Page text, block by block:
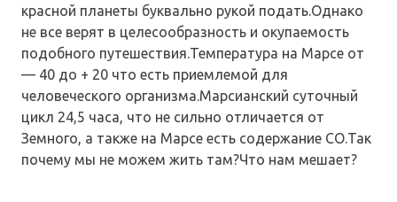
красной планеты буквально рукой подать.Однако
не все верят в целесообразность и окупаемость
подобного путешествия.Температура на Марсе от
— 40 до + 20 что есть приемлемой для
человеческого организма.Марсианский суточный
цикл 24,5 часа, что не сильно отличается от
Земного, а также на Марсе есть содержание СО.Так
почему мы не можем жить там?Что нам мешает?